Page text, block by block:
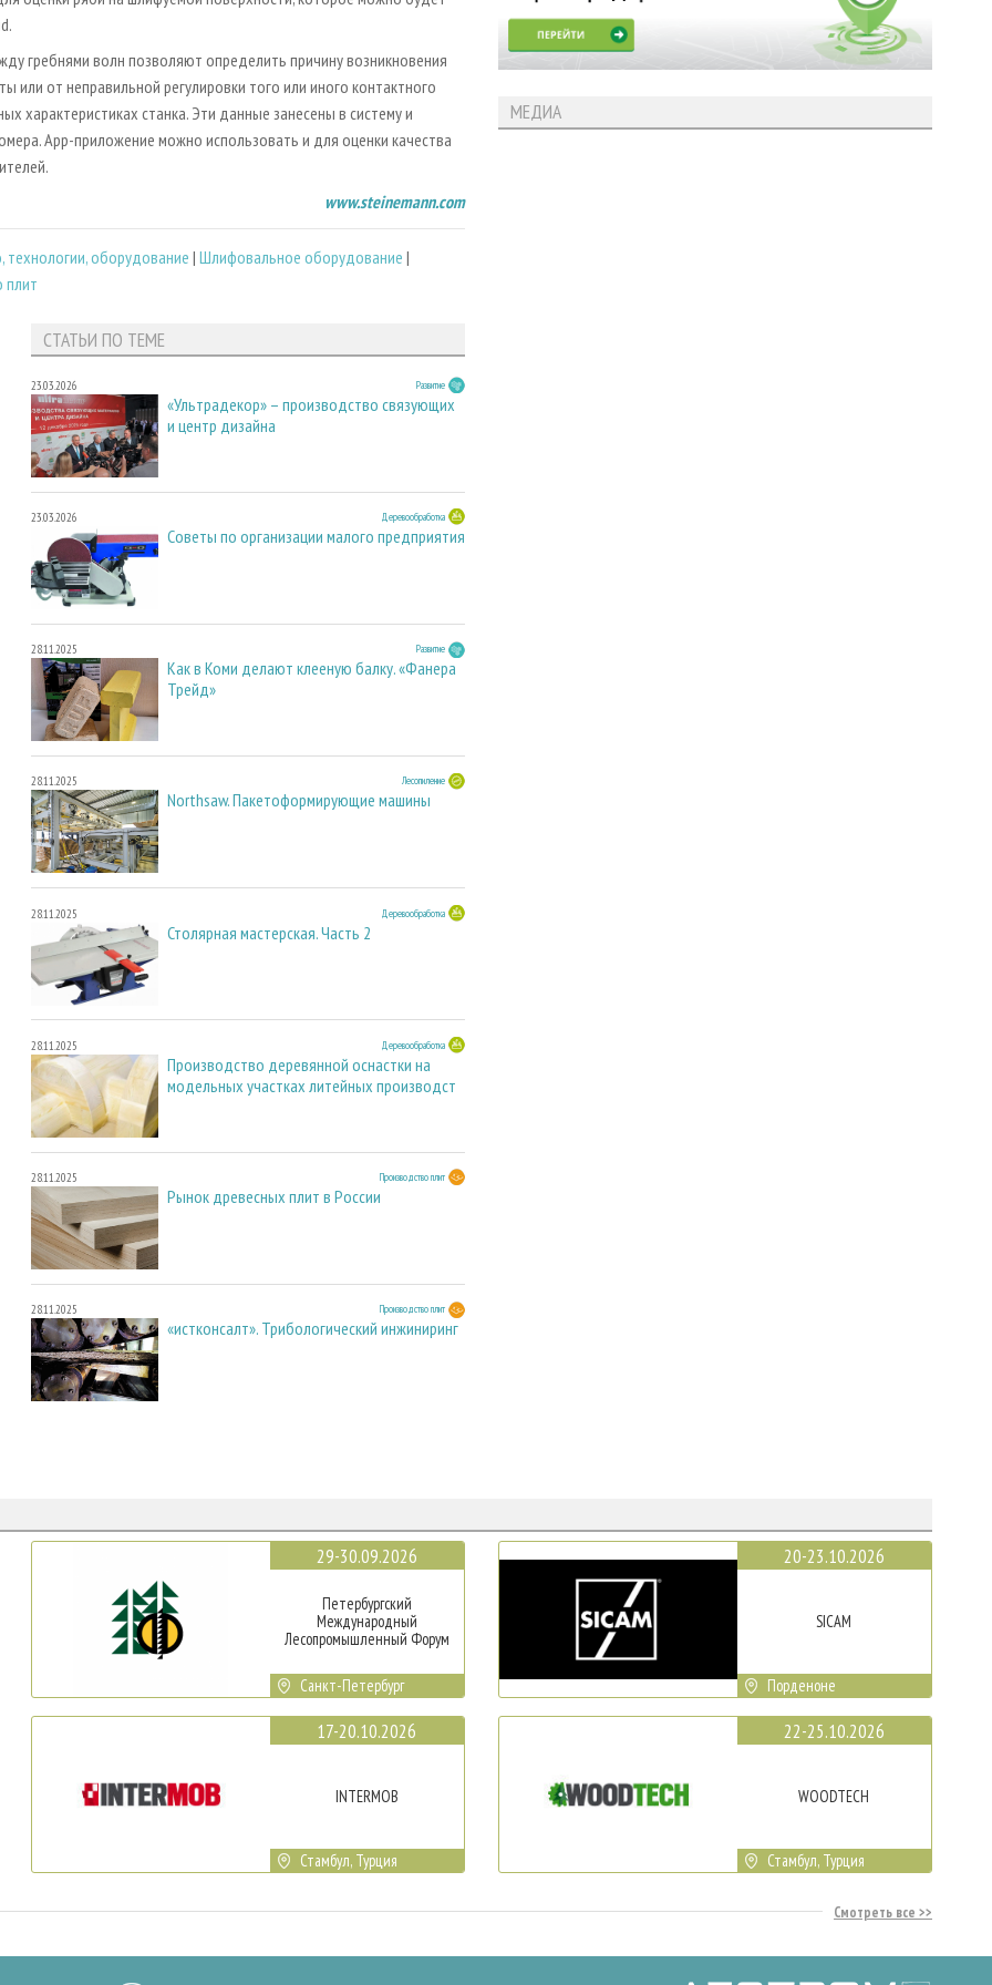
гребнями волн позволяют определить причину возникновения
от неправильной регулировки того или иного контактного
характеристиках станка. Эти данные занесены в систему и
Арр-приложение можно использовать и для оценки качества
www.steinemann.com
технологии, оборудование | Шлифовальное оборудование |
плит
СТАТЬИ ПО ТЕМЕ
23.03.2026 Развитие
«Ультрадекор» – производство связующих
и центр дизайна
23.03.2026 Деревообработка
Советы по организации малого предприятия
28.11.2025 Развитие
Как в Коми делают клееную балку. «Фанера
Трейд»
28.11.2025 Лесопиление
Northsaw. Пакетоформирующие машины
28.11.2025 Деревообработка
Столярная мастерская. Часть 2
28.11.2025 Деревообработка
Производство деревянной оснастки на
модельных участках литейных производст
28.11.2025 Производство плит
Рынок древесных плит в России
28.11.2025 Производство плит
«истконсалт». Трибологический инжиниринг
МЕДИА
29-30.09.2026
Петербургский
Международный
Лесопромышленный Форум
Санкт-Петербург
17-20.10.2026
INTERMOB
Стамбул, Турция
20-23.10.2026
SICAM
Порденоне
22-25.10.2026
WOODTECH
Стамбул, Турция
Смотреть все